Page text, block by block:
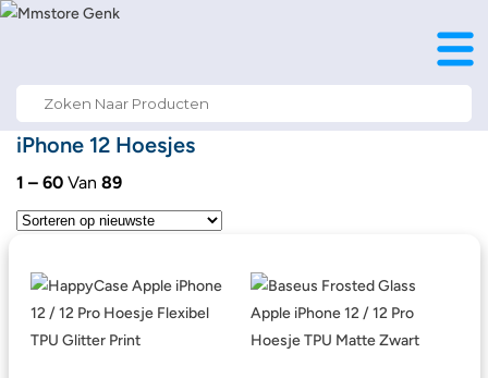
iPhone 12 Hoesjes
1 – 60 Van 89